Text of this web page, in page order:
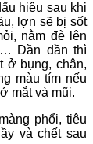
hiệu sau khi
lợn sẽ bị sốt
nằm đè lên
Dần dần thì
ở bụng, chân,
màu tím nếu
mắt và mũi.
phổi, tiêu
và chết sau